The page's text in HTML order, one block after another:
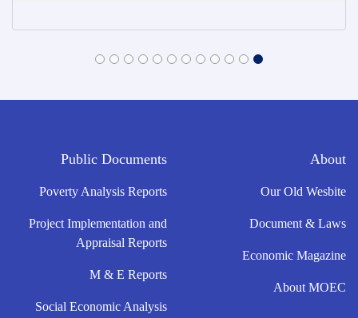
About
Our Old Wesbite
Document & Laws
Economic Magazine
About MOEC
Public Documents
Poverty Analysis Reports
Project Implementation and
Appraisal Reports
M & E Reports
Social Economic Analysis